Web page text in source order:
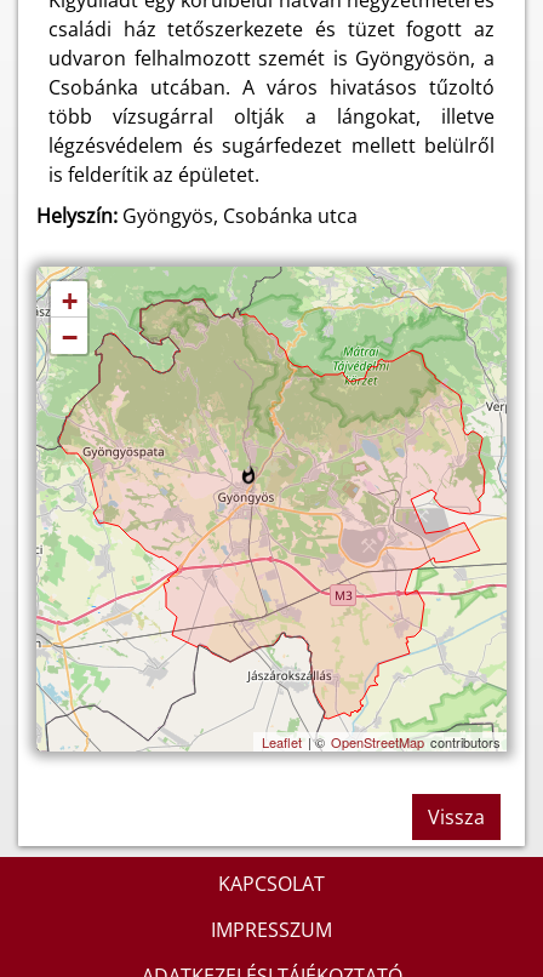
családi ház tetőszerkezete és tüzet fogott az
udvaron felhalmozott szemét is Gyöngyösön, a
Csobánka utcában. A város hivatásos tűzoltó
több vízsugárral oltják a lángokat, illetve
légzésvédelem és sugárfedezet mellett belülről
is felderítik az épületet.
Helyszín: Gyöngyös, Csobánka utca
+
−
Leaflet | © OpenStreetMapcontributors
Vissza
KAPCSOLAT
IMPRESSZUM